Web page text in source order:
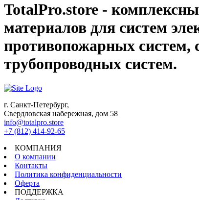
TotalPro.store -
материалов для систем
противопожарных систем,
трубопроводных систем.
г. Санкт-Петербург,
Свердловская набережная, дом 58
info@totalpro.store
+7 (812) 414-92-65
КОМПАНИЯ
О компании
Контакты
Политика конфиденциальности
Оферта
ПОДДЕРЖКА